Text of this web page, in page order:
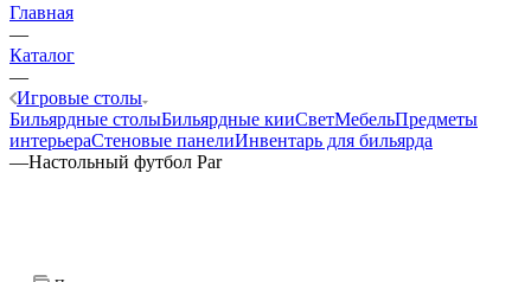
Главная
—
Каталог
—
Игровые столы
Бильярдные столыБильярдные кииСветМебельПредметы
интерьераСтеновые панелиИнвентарь для бильярда
—Настольный футбол Par